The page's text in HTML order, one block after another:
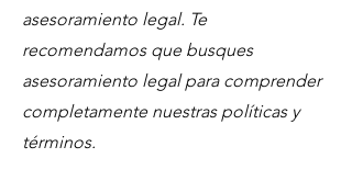
asesoramiento legal. Te
recomendamos que busques
asesoramiento legal para comprender
completamente nuestras políticas y
términos.